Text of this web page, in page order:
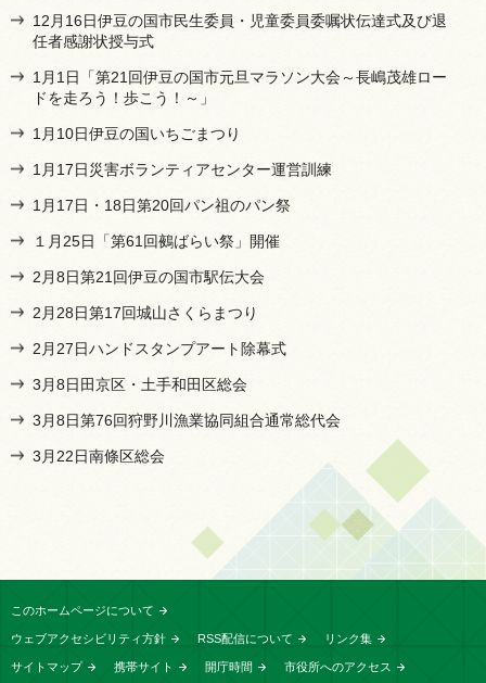
12月16日伊豆の国市民生委員・児童委員委嘱状伝達式及び退
任者感謝状授与式
1月1日「第21回伊豆の国市元旦マラソン大会～長嶋茂雄ロー
ドを走ろう！歩こう！～」
1月10日伊豆の国いちごまつり
1月17日災害ボランティアセンター運営訓練
1月17日・18日第20回パン祖のパン祭
１月25日「第61回鵺ばらい祭」開催
2月8日第21回伊豆の国市駅伝大会
2月28日第17回城山さくらまつり
2月27日ハンドスタンプアート除幕式
3月8日田京区・土手和田区総会
3月8日第76回狩野川漁業協同組合通常総代会
3月22日南條区総会
このホームページについて
ウェブアクセシビリティ方針 RSS配信について リンク集
サイトマップ 携帯サイト 開庁時間 市役所へのアクセス